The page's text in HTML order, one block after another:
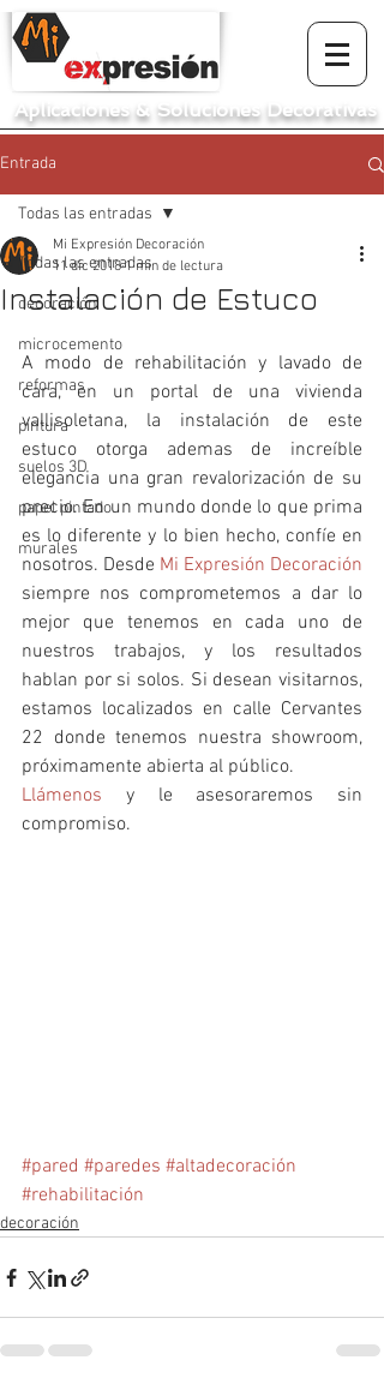
Aplicaciones & Soluciones Decorativas
Entrada
Todas las entradas
decoración
microcemento
reformas
pintura
suelos 3D
papel pintado
murales
Todas las entradas
Instalación de Estuco
Mi Expresión Decoración
11 dic 2018 1 min de lectura
A modo de rehabilitación y lavado de
cara, en un portal de una vivienda
vallisoletana, la instalación de este
estuco otorga ademas de increíble
elegancia una gran revalorización de su
precio. En un mundo donde lo que prima
es lo diferente y lo bien hecho, confíe en
nosotros. Desde Mi Expresión Decoración
siempre nos comprometemos a dar lo
mejor que tenemos en cada uno de
nuestros trabajos, y los resultados
hablan por si solos. Si desean visitarnos,
estamos localizados en calle Cervantes
22 donde tenemos nuestra showroom,
próximamente abierta al público.
Llámenos y le asesoraremos sin
compromiso.
#pared #paredes #altadecoración
#rehabilitación
decoración